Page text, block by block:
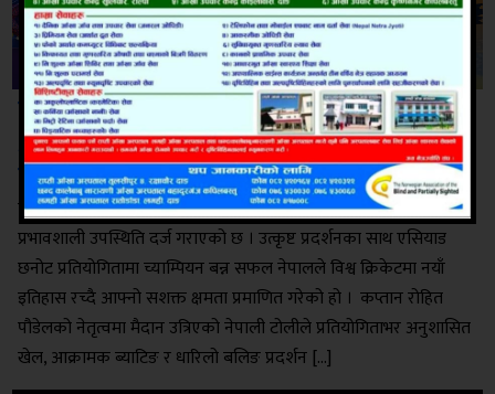
विश्व क्रिकेट मंचमा नेपालको लगातार
आक्रामक छलाङ:अब जापानमा महासंग्रामको
पालो ‎
काठमाडौं । ‎नेपाली क्रिकेटले अन्तर्राष्ट्रिय मञ्चमा फेरि एकपटक आफ्नो
प्रभावशाली उपस्थिति दर्ज गराएको छ । उत्कृष्ट प्रदर्शनका साथ एसियाड
छनोट प्रतियोगितामा च्याम्पियन बन्न सफल नेपालले विश्व क्रिकेटमा नयाँ
इतिहास रच्दै आफ्नो सशक्त क्षमता प्रमाणित गरेको हो । ‎ ‎कप्तान रोहित
पौडेलको नेतृत्वमा मैदान उत्रिएको नेपाली टोलीले प्रतियोगिताभर अनुशासित
खेल, आक्रामक ब्याटिङ र धारिलो बलिङ प्रदर्शन […]